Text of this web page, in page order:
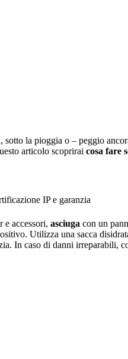
la pioggia o – peggio
articolo scoprirai cosa fare
IP e garanzia
e accessori, asciuga con un
Utilizza una sacca
In caso di danni irreparabili,